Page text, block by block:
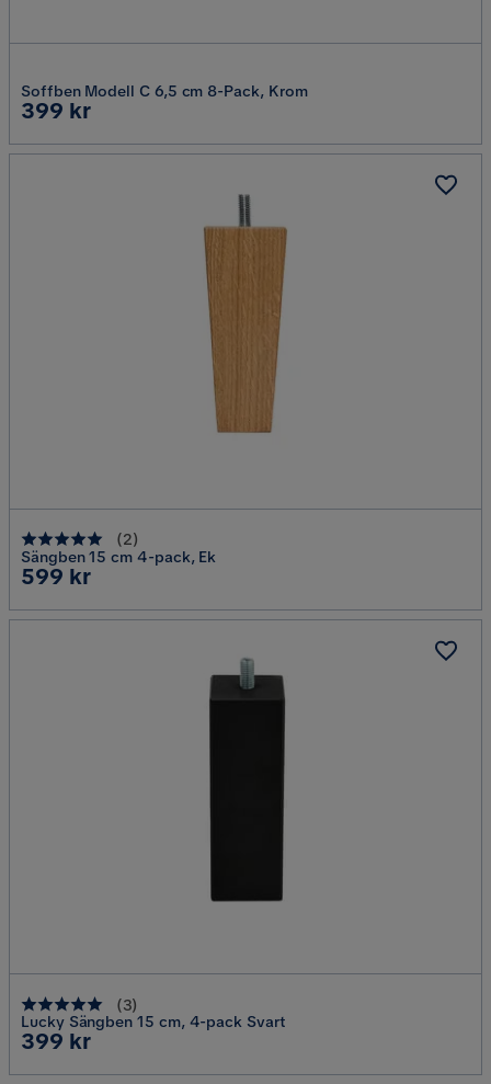
Soffben Modell C 6,5 cm 8-Pack, Krom
Pris
399 kr
(2)
Sängben 15 cm 4-pack, Ek
Pris
599 kr
(3)
Lucky Sängben 15 cm, 4-pack Svart
Pris
399 kr